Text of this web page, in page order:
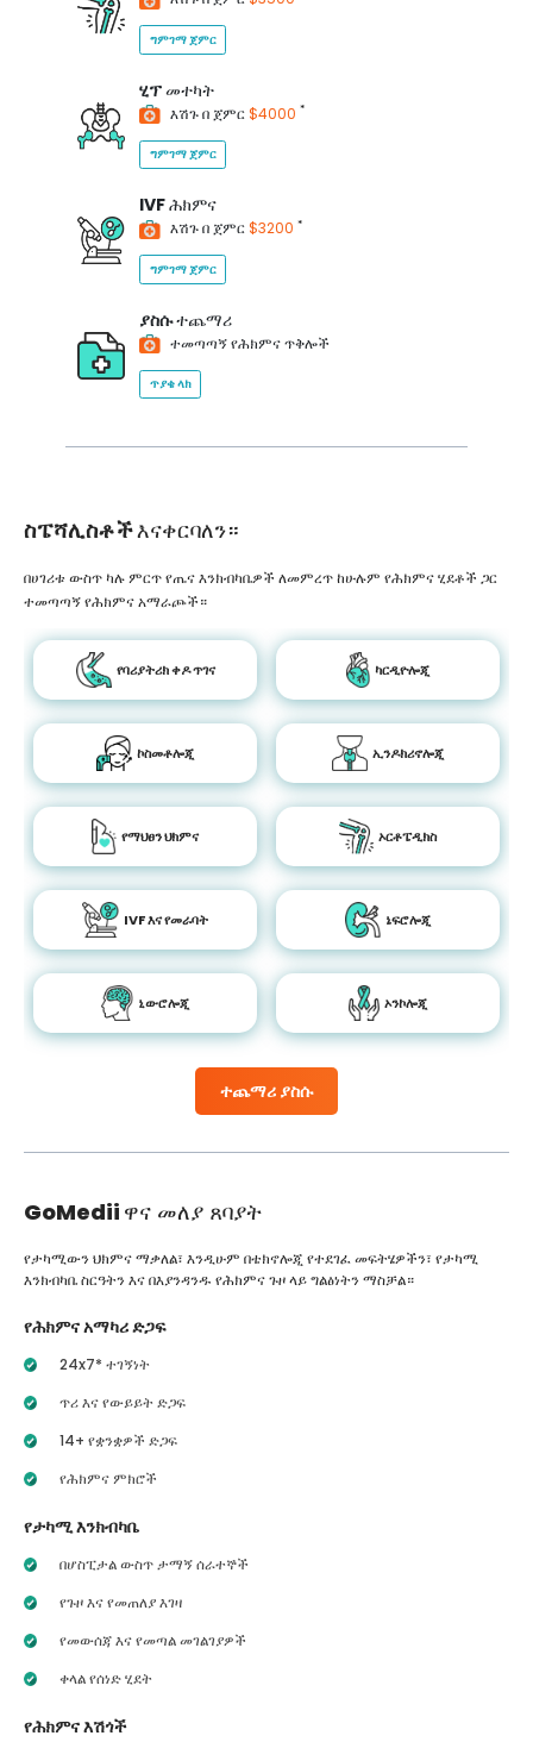
ግምገማ ጀምር
ሂፕመተካት
እሽጉ በ ጀምር$4000 *
ግምገማ ጀምር
IVFሕክምና
እሽጉ በ ጀምር$3200 *
ግምገማ ጀምር
ያስሱተጨማሪ
ተመጣጣኝ የሕክምና ጥቅሎች
ጥያቄ ላክ
ስፔሻሊስቶችእናቀርባለን።
ተጨማሪ ያስሱ
በሀገሪቱ ውስጥ ካሉ ምርጥ የጤና እንክብካቤዎች ለመምረጥ ከሁሉም የሕክምና ሂደቶች ጋር
ተመጣጣኝ የሕክምና አማራጮች።
የባሪያትሪክ ቀዶ ጥገና ካርዲዮሎጂ
ኮስመቶሎጂ ኢንዶክሪኖሎጂ
የማህፀን ህክምና ኦርቶፔዲክስ
IVF እና የመራባት ኔፍሮሎጂ
ኒውሮሎጂ ኦንኮሎጂ
GoMedii ዋና መለያ ጸባያት
የታካሚውን ህክምና ማቃለል፣ እንዲሁም በቴክኖሎጂ የተደገፈ መፍትሄዎችን፣ የታካሚ
እንክብካቤ ስርዓትን እና በእያንዳንዱ የሕክምና ጉዞ ላይ ግልፅነትን ማስቻል።
የሕክምና አማካሪ ድጋፍ
24x7* ተገኝነት
ጥሪ እና የውይይት ድጋፍ
14+ የቋንቋዎች ድጋፍ
የሕክምና ምክሮች
የታካሚ እንክብካቤ
በሆስፒታል ውስጥ ታማኝ ሰራተኞች
የጉዞ እና የመጠለያ እገዛ
የመውሰጃ እና የመጣል መገልገያዎች
ቀላል የሰነድ ሂደት
የሕክምና እሽጎች